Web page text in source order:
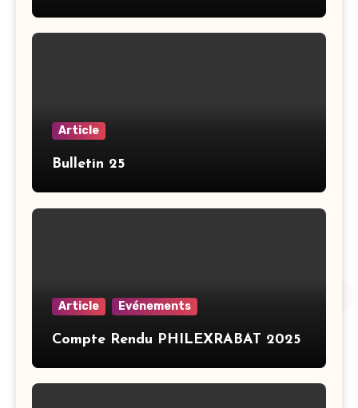
Article
Bulletin 25
Article Evénements
Compte Rendu PHILEXRABAT 2025